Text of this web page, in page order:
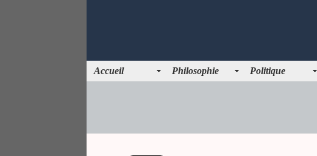
Accueil Philosophie Politique